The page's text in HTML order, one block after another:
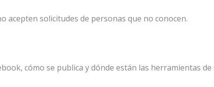
acepten solicitudes de personas que no conocen.
cómo se publica y dónde están las herramientas